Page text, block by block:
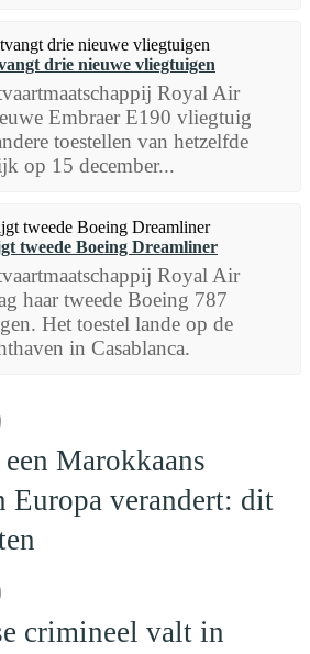
drie nieuwe vliegtuigen
Royal Air
Embraer E190 vliegtuig
toestellen van hetzelfde
op 15 december...
tweede Boeing Dreamliner
Royal Air
haar tweede Boeing 787
Het toestel lande op de
in Casablanca.
Marokkaans
Europa verandert: dit
crimineel valt in